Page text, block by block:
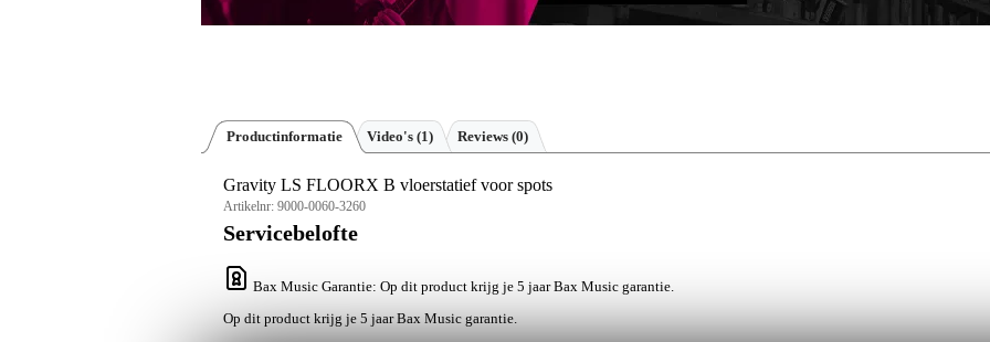
Productinformatie Video's (1) Reviews (0)
Gravity LS FLOORX B vloerstatief voor spots
Artikelnr: 9000-0060-3260
Servicebelofte
Bax Music Garantie: Op dit product krijg je 5 jaar Bax Music garantie.
Op dit product krijg je 5 jaar Bax Music garantie.